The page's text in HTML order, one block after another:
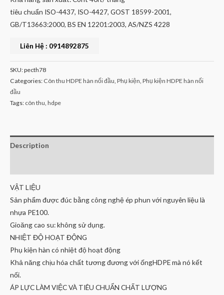
tiêu chuẩn ISO-4437, ISO-4427, GOST 18599-2001,
GB/T13663:2000, BS EN 12201:2003, AS/NZS 4228
Liên Hệ : 0914892875
SKU:pecth78
Categories: Côn thu HDPE hàn nối đầu Phụ kiện Phụ kiện HDPE hàn nối
đầu
Tags: côn thu hdpe
Description
VẬT LIỆU
Sản phẩm được đúc bằng công nghệ ép phun với nguyên liệu là
nhựa PE100.
Gioăng cao su: không sử dụng.
NHIỆT ĐỘ HOẠT ĐỘNG
Phụ kiện hàn có nhiệt độ hoạt động
Khả năng chịu hóa chất tương đương với ốngHDPE mà nó kết
nối.
ÁP LỰC LÀM VIỆC VÀ TIÊU CHUẨN CHẤT LƯỢNG